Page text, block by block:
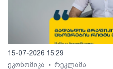
15-07-2026 15:29
ეკონომიკა
• რეკლამა